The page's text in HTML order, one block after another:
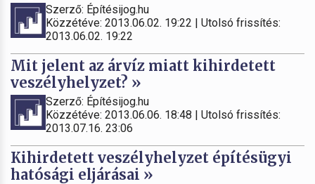
Szerző: Építésijog.hu
Közzétéve: 2013.06.02. 19:22 | Utolsó frissítés:
2013.06.02. 19:22
Mit jelent az árvíz miatt kihirdetett
veszélyhelyzet? »
Szerző: Építésijog.hu
Közzétéve: 2013.06.06. 18:48 | Utolsó frissítés:
2013.07.16. 23:06
Kihirdetett veszélyhelyzet építésügyi
hatósági eljárásai »